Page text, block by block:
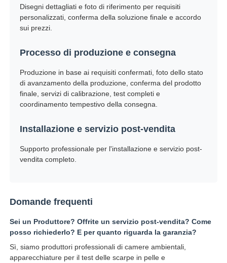
Disegni dettagliati e foto di riferimento per requisiti
personalizzati, conferma della soluzione finale e accordo
sui prezzi.
Processo di produzione e consegna
Produzione in base ai requisiti confermati, foto dello stato
di avanzamento della produzione, conferma del prodotto
finale, servizi di calibrazione, test completi e
coordinamento tempestivo della consegna.
Installazione e servizio post-vendita
Supporto professionale per l'installazione e servizio post-
vendita completo.
Domande frequenti
Sei un Produttore? Offrite un servizio post-vendita? Come
posso richiederlo? E per quanto riguarda la garanzia?
Sì, siamo produttori professionali di camere ambientali,
apparecchiature per il test delle scarpe in pelle e